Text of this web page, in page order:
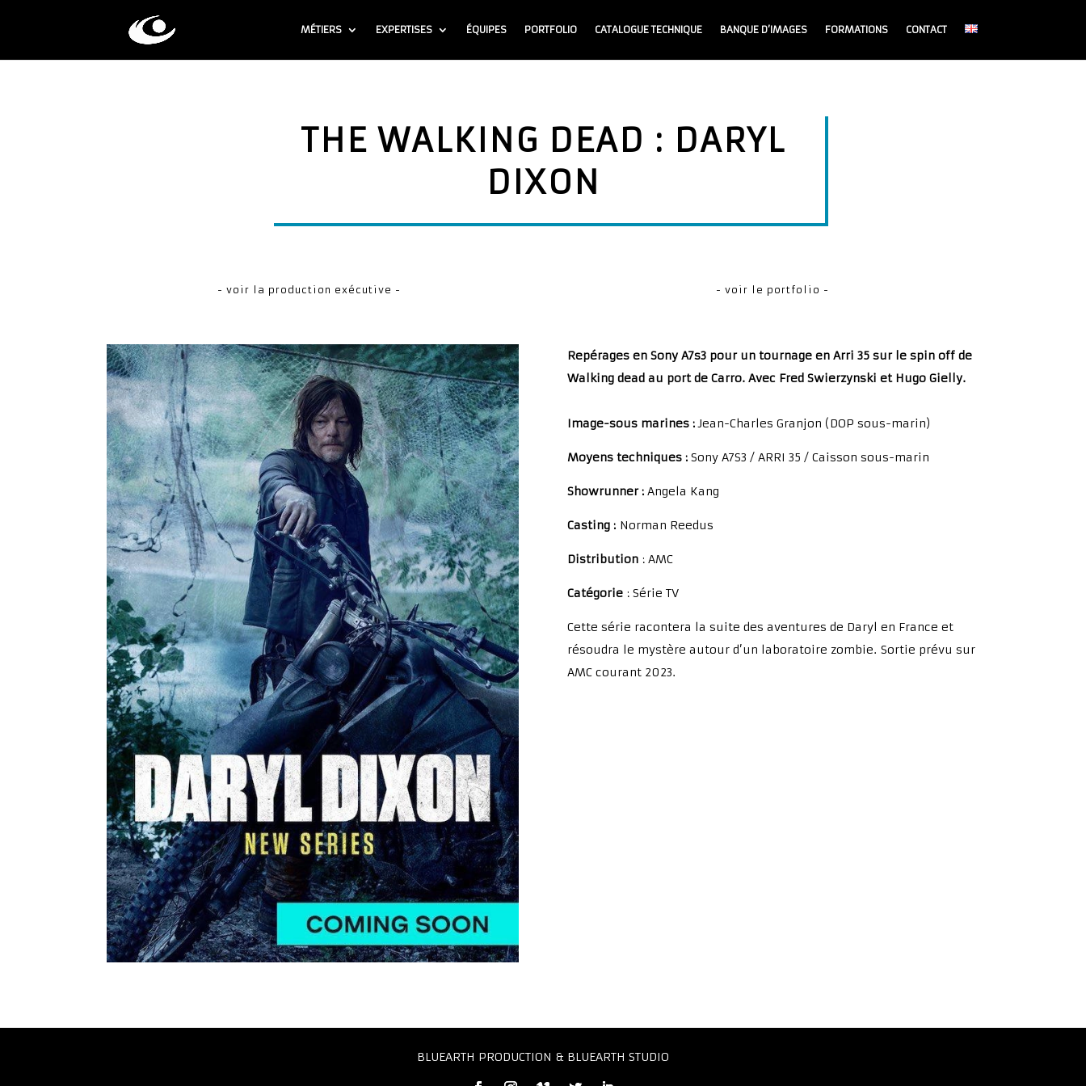
MÉTIERS EXPERTISES ÉQUIPES PORTFOLIO CATALOGUE TECHNIQUE BANQUE D’IMAGES FORMATIONS CONTACT
THE WALKING DEAD : DARYL
DIXON
- voir la production exécutive - - voir le portfolio -
Repérages en Sony A7s3 pour un tournage en Arri 35 sur le spin off de
Walking dead au port de Carro. Avec Fred Swierzynski et Hugo Gielly.
Image-sous marines :Jean-Charles Granjon (DOP sous-marin)
Moyens techniques : Sony A7S3 / ARRI 35 / Caisson sous-marin
Showrunner : Angela Kang
Casting : Norman Reedus
Distribution: AMC
Catégorie : Série TV
Cette série racontera la suite des aventures de Daryl en France et
résoudra le mystère autour d’un laboratoire zombie. Sortie prévu sur
AMC courant 2023.
BLUEARTH PRODUCTION & BLUEARTH STUDIO